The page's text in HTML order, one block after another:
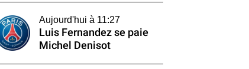
Aujourd'hui à 11:27
Luis Fernandez se paie
Michel Denisot